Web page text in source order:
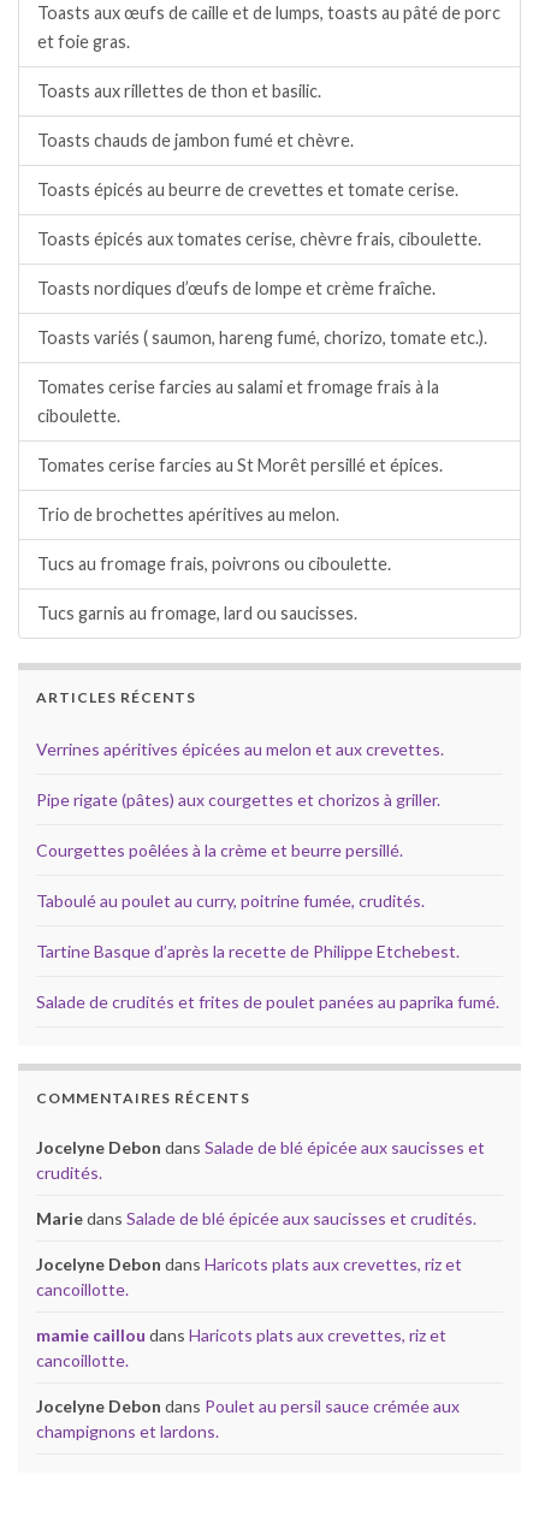
Toasts aux œufs de caille et de lumps, toasts au pâté de porc
et foie gras.
Toasts aux rillettes de thon et basilic.
Toasts chauds de jambon fumé et chèvre.
Toasts épicés au beurre de crevettes et tomate cerise.
Toasts épicés aux tomates cerise, chèvre frais, ciboulette.
Toasts nordiques d’œufs de lompe et crème fraîche.
Toasts variés ( saumon, hareng fumé, chorizo, tomate etc.).
Tomates cerise farcies au salami et fromage frais à la
ciboulette.
Tomates cerise farcies au St Morêt persillé et épices.
Trio de brochettes apéritives au melon.
Tucs au fromage frais, poivrons ou ciboulette.
Tucs garnis au fromage, lard ou saucisses.
ARTICLES RÉCENTS
Verrines apéritives épicées au melon et aux crevettes.
Pipe rigate (pâtes) aux courgettes et chorizos à griller.
Courgettes poêlées à la crème et beurre persillé.
Taboulé au poulet au curry, poitrine fumée, crudités.
Tartine Basque d’après la recette de Philippe Etchebest.
Salade de crudités et frites de poulet panées au paprika fumé.
COMMENTAIRES RÉCENTS
Jocelyne Debon dans Salade de blé épicée aux saucisses et
crudités.
Mariedans Salade de blé épicée aux saucisses et crudités.
Jocelyne Debon dans Haricots plats aux crevettes, riz et
cancoillotte.
mamie caillou dans Haricots plats aux crevettes, riz et
cancoillotte.
Jocelyne Debon dans Poulet au persil sauce crémée aux
champignons et lardons.